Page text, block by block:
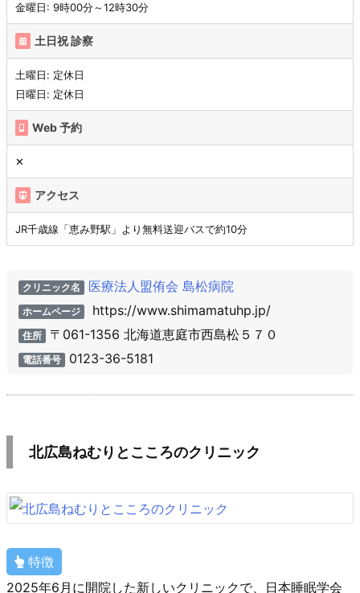
金曜日: 9時00分～12時30分
土日祝 診察
土曜日: 定休日
日曜日: 定休日
Web 予約
✕
アクセス
JR千歳線「恵み野駅」より無料送迎バスで約10分
クリニック名 医療法人盟侑会 島松病院
ホームページ https://www.shimamatuhp.jp/
住所 〒061-1356 北海道恵庭市西島松５７０
電話番号 0123-36-5181
北広島ねむりとこころのクリニック
特徴
2025年6月に開院した新しいクリニックで、日本睡眠学会